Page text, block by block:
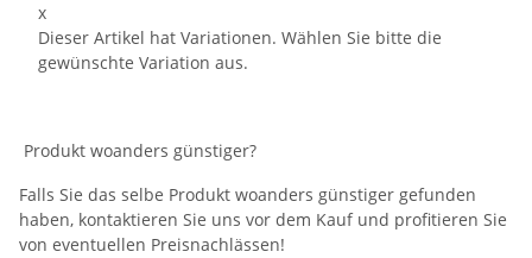
x
Dieser Artikel hat Variationen. Wählen Sie bitte die
gewünschte Variation aus.
Produkt woanders günstiger?
Falls Sie das selbe Produkt woanders günstiger gefunden
haben, kontaktieren Sie uns vor dem Kauf und profitieren Sie
von eventuellen Preisnachlässen!